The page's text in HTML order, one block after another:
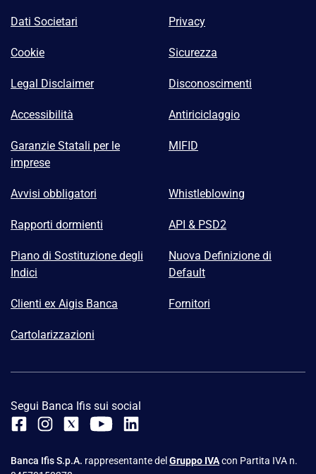
Dati Societari Privacy
Cookie Sicurezza
Legal Disclaimer Disconoscimenti
Accessibilità Antiriciclaggio
Garanzie Statali per le
imprese
MIFID
Avvisi obbligatori Whistleblowing
Rapporti dormienti API & PSD2
Piano di Sostituzione degli
Indici
Nuova Definizione di
Default
Clienti ex Aigis Banca Fornitori
Cartolarizzazioni
Segui Banca Ifis sui social
Banca Ifis S.p.A. rappresentante del Gruppo IVAcon Partita IVA n.